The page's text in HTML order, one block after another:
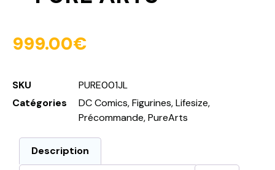
999.00€
SKU
PURE001JL
Catégories
DC Comics,Figurines,Lifesize,
Précommande,PureArts
Description